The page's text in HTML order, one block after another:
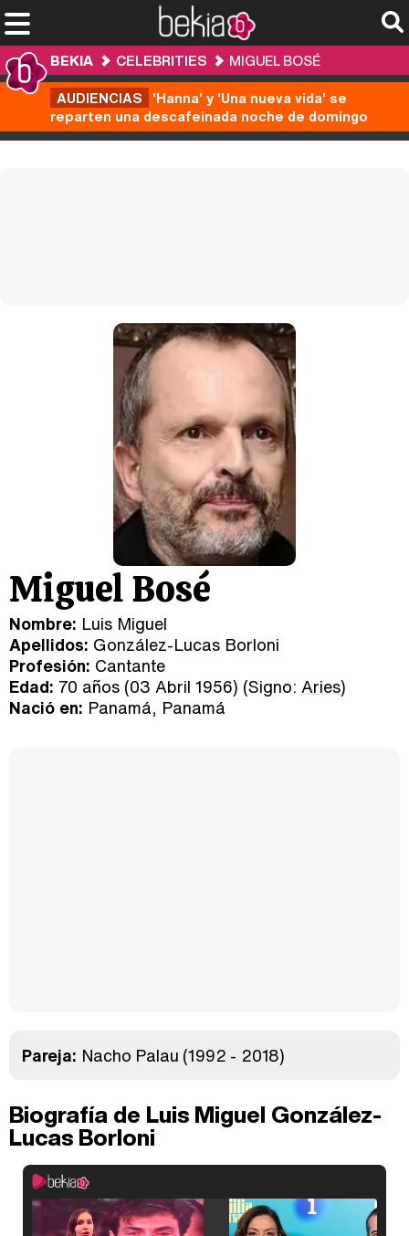
BEKIA CELEBRITIES
MIGUEL BOSÉ
AUDIENCIAS 'Hanna' y 'Una nueva vida' se
reparten una descafeinada noche de domingo
Miguel Bosé
Nombre: Luis Miguel
Apellidos: González-Lucas Borloni
Profesión: Cantante
Edad: 70 años (03 Abril 1956) (Signo: Aries)
Nació en: Panamá, Panamá
Pareja: Nacho Palau (1992 - 2018)
Biografía de Luis Miguel González-
Lucas Borloni